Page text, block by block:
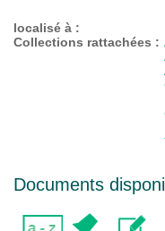
localisé à :
Collections rattachées :
Documents